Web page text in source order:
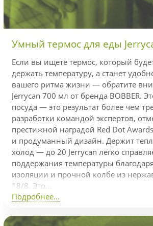
Умный термос для еды
Если вы ищете термос, который
держать температуру, а станет
вашего ритма жизни — обратите
Jerrycan 700 мл от бренда BOBBER.
посуда — это результат более чем
разработки командой экспертов,
престижной наградой Red Dot
и продуманный дизайн. Держит
холод — до 20 Jerrycan легко
поддержания температуры
изоляции и прочной колбе из
18/8. Это...
Подробнее...